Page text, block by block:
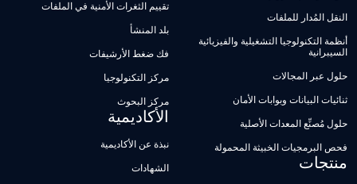
النقل المُدار للملفات
أنظمة التكنولوجيا التشغيلية والفيزيائية
السيبرانية
حلول عبر المجالات
ثنائيات البيانات وبوابات الأمان
حلول مُصنِّع المعدات الأصلية
فحص البرمجيات الخبيثة المحمولة
منتجات
تقييم الثغرات الأمنية في الملفات
بلد المنشأ
فك ضغط الأرشيفات
مركز التكنولوجيا
مركز البحوث
الأكاديمية
نبذة عن الأكاديمية
الشهادات